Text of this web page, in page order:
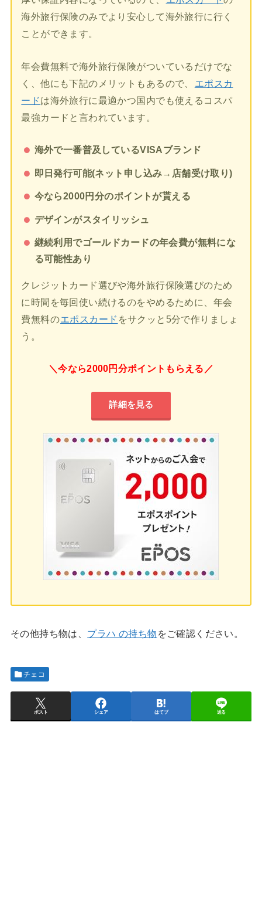
海外旅行保険のみでより安心して海外旅行に行く
ことができます。
年会費無料で海外旅行保険がついているだけでな
く、他にも下記のメリットもあるので、
エポスカ
ードは海外旅行に最適かつ国内でも使えるコスパ
最強カードと言われています。
海外で一番普及しているVISAブランド
即日発行可能(ネット申し込み→店舗受け取り)
今なら2000円分のポイントが貰える
デザインがスタイリッシュ
継続利用でゴールドカードの年会費が無料にな
る可能性あり
クレジットカード選びや海外旅行保険選びのため
に時間を毎回使い続けるのをやめるために、年会
費無料のエポスカード をサクッと5分で作りましょ
う。
＼今なら2000円分ポイントもらえる／
詳細を見る
その他持ち物は、 プラハ の持ち物 をご確認ください。
チェコ
ポスト シェア はてブ 送る